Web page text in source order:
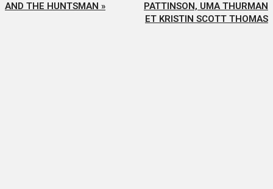
AND THE HUNTSMAN »
PATTINSON, UMA THURMAN
ET KRISTIN SCOTT THOMAS